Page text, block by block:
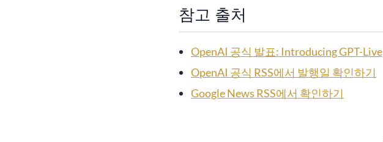
참고 출처
OpenAI 공식 발표: Introducing GPT-Live
OpenAI 공식 RSS에서 발행일 확인하기
Google News RSS에서 확인하기